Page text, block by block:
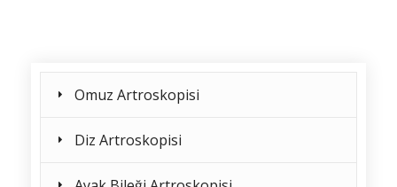
Omuz Artroskopisi
Diz Artroskopisi